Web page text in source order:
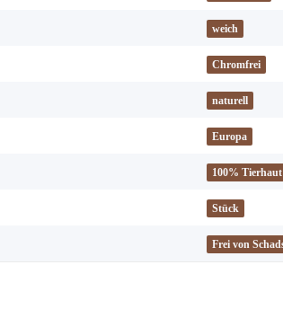
weich
Chromfrei
naturell
Europa
100%
Stück
Frei von